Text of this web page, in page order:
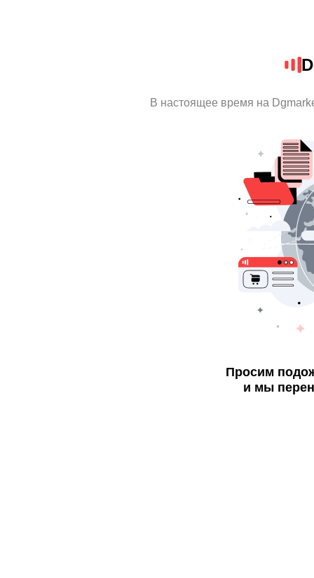
В настоящее время на
Просим
и мы